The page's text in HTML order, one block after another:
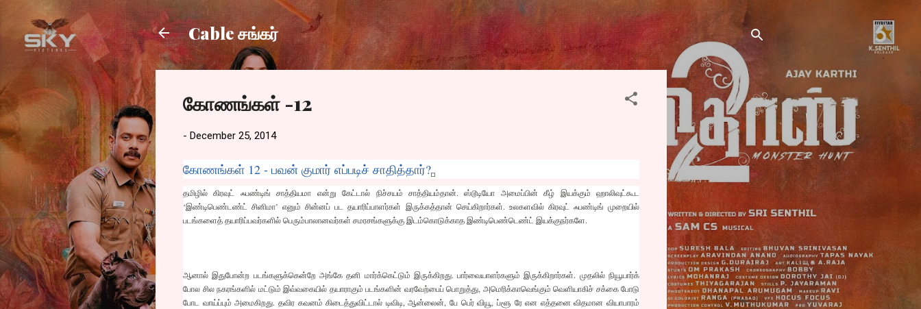
Skip to main content
Cable சங்கர்
கோணங்கள் -12
- December 25, 2014
கோணங்கள் 12 - பவன் குமார் எப்படிச் சாதித்தார்?
தமிழில் கிரவுட் ஃபண்டிங் சாத்தியமா என்று கேட்டால் நிச்சயம் சாத்தியம்தான். ஸ்டூடியோ அமைப்பின் கீழ் இயக்கும் ஹாலிவுட்கூட
‘இண்டிபெண்டண்ட் சினிமா’ எனும் சின்னப் பட தயாரிப்பாளர்கள் இருக்கத்தான் செய்கிறார்கள். உலகளவில் கிரவுட் ஃபண்டிங் முறையில்
படங்களைத் தயாரிப்பவர்களில் பெரும்பாலானவர்கள் சமரசங்களுக்கு இடம்கொடுக்காத இண்டிபெண்டெண்ட் இயக்குநர்களே.
ஆனால் இதுபோன்ற படங்களுக்கென்றே அங்கே தனி மார்க்கெட்டும் இருக்கிறது. பார்வையாளர்களும் இருக்கிறார்கள். முதலில் நியூயார்க்
போல சில நகரங்களில் மட்டும் இவ்வகையில் தயாராகும் படங்களின் வரவேற்பைப் பொறுத்து, அமெரிக்காவெங்கும் வெளியாகிச் சக்கை போடு
போட வாய்ப்பும் அமைகிறது. தவிர கவனம் கிடைத்துவிட்டால் டிவிடி, ஆன்லைன், பே பெர் வியூ, ப்ளூ ரே என எத்தனை விதமான வியாபாரம்